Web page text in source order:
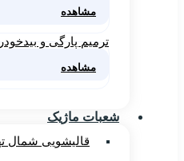
مشاهده
ترمیم پارگی و
مشاهده
شعبات ماژیک
قالیشویی شمال